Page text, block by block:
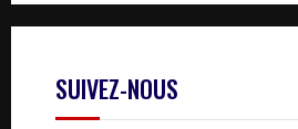
SUIVEZ-NOUS